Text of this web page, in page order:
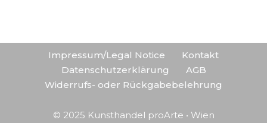
Impressum/Legal Notice
Kontakt
Datenschutzerklärung
AGB
Widerrufs- oder Rückgabebelehrung
© 2025 Kunsthandel proArte • Wien